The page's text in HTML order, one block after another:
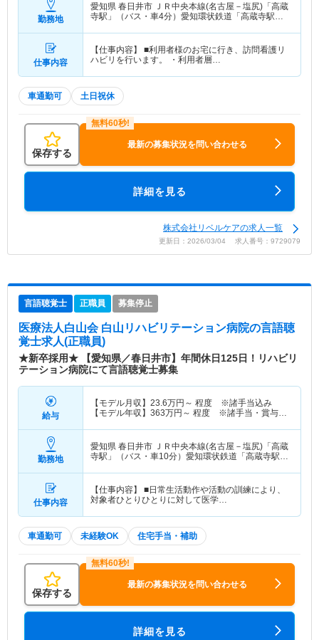
勤務地
愛知県 春日井市 ＪＲ中央本線(名古屋－塩尻)「高蔵
寺駅」（バス・車4分）愛知環状鉄道「高蔵寺駅」
仕事内容
【仕事内容】 ■利用者様のお宅に行き、訪問看護リ
ハビリを行います。 ・利用者層…
車通勤可 土日祝休
保存する
最新の募集状況を問い合わせる
詳細を見る
株式会社リベルケアの求人一覧
更新日：2026/03/04 求人番号：9729079
言語聴覚士 正職員 募集停止
医療法人白山会 白山リハビリテーション病院の言語聴
覚士求人(正職員)
★新卒採用★ 【愛知県／春日井市】年間休日125日！リハビリ
テーション病院にて言語聴覚士募集
給与
【モデル月収】 23.6万円～ 程度 ※諸手当込み
【モデル年収】 363万円～ 程度 ※諸手当・賞与込
勤務地
愛知県 春日井市 ＪＲ中央本線(名古屋－塩尻)「高蔵
寺駅」（バス・車10分）愛知環状鉄道「高蔵寺駅」
仕事内容
【仕事内容】 ■日常生活動作や活動の訓練により、
対象者ひとりひとりに対して医学…
車通勤可 未経験OK 住宅手当・補助
保存する
最新の募集状況を問い合わせる
詳細を見る